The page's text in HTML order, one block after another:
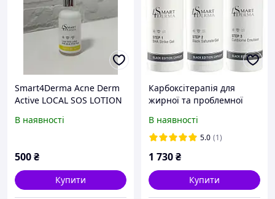
Smart4Derma Acne Derm
Active LOCAL SOS LOTION
Мультикислотна локальна
В наявності
500₴
Купити
Карбоксітерапія для
жирної та проблемної
Edition Carboxy 3х100 мл
В наявності
5.0 (1)
1 730₴
Купити